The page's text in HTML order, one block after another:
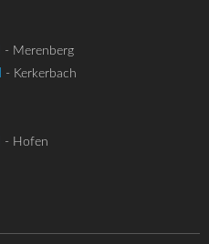
- Merenberg
- Kerkerbach
- Hofen